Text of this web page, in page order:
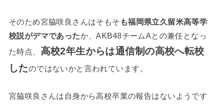
そのため宮脇咲良さんはそもそ も福岡県立久留米高等学
校説がデマであったか、AKB48チームAとの兼任となっ
た時点、 高校2年生からは通信制の高校へ転校
したのではないかと言われています。
宮脇咲良さんは自身から高校卒業の報告はないようです